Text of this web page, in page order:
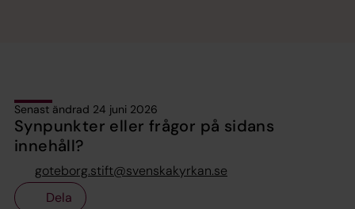
Senast ändrad 24 juni 2026
Synpunkter eller frågor på sidans
innehåll?
goteborg.stift@svenskakyrkan.se
Dela